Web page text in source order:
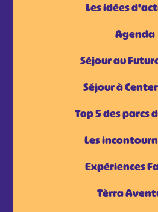
Les idées
Agenda
Séjour au
Séjour à
Top 5 des parcs
Les
Expériences
Tèrra